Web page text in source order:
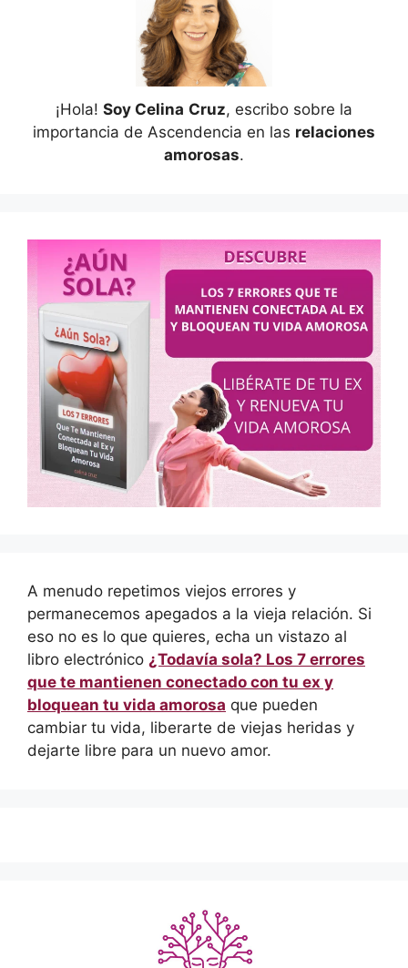
¡Hola! Soy Celina Cruz, escribo sobre la
importancia de Ascendencia en las relaciones
amorosas.
A menudo repetimos viejos errores y
permanecemos apegados a la vieja relación. Si
eso no es lo que quieres, echa un vistazo al
libro electrónico ¿Todavía sola? Los 7 errores
que te mantienen conectado con tu ex y
bloquean tu vida amorosa que pueden
cambiar tu vida, liberarte de viejas heridas y
dejarte libre para un nuevo amor.